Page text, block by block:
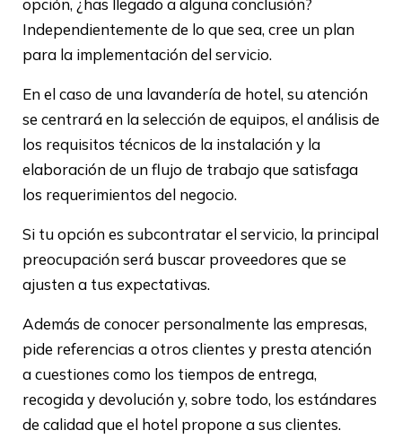
opción, ¿has llegado a alguna conclusión?
Independientemente de lo que sea, cree un plan
para la implementación del servicio.
En el caso de una lavandería de hotel, su atención
se centrará en la selección de equipos, el análisis de
los requisitos técnicos de la instalación y la
elaboración de un flujo de trabajo que satisfaga
los requerimientos del negocio.
Si tu opción es subcontratar el servicio, la principal
preocupación será buscar proveedores que se
ajusten a tus expectativas.
Además de conocer personalmente las empresas,
pide referencias a otros clientes y presta atención
a cuestiones como los tiempos de entrega,
recogida y devolución y, sobre todo, los estándares
de calidad que el hotel propone a sus clientes.